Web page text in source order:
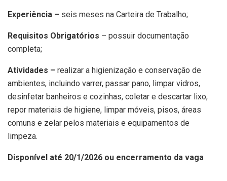
Experiência – seis meses na Carteira de Trabalho;
Requisitos Obrigatórios – possuir documentação
completa;
Atividades – realizar a higienização e conservação de
ambientes, incluindo varrer, passar pano, limpar vidros,
desinfetar banheiros e cozinhas, coletar e descartar lixo,
repor materiais de higiene, limpar móveis, pisos, áreas
comuns e zelar pelos materiais e equipamentos de
limpeza.
Disponível até 20/1/2026 ou encerramento da vaga